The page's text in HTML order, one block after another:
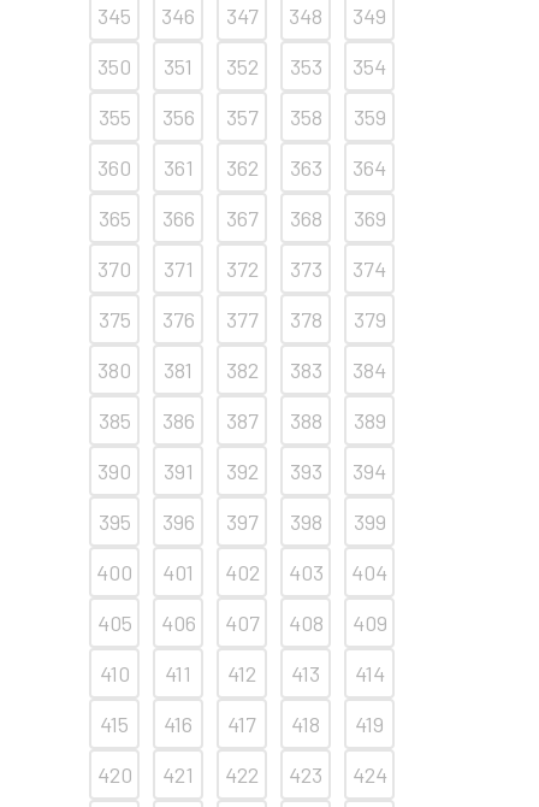
345
346 347 348
349
350
351 352 353
354
355
356 357 358
359
360
361 362 363
364
365
366 367 368
369
370
371 372 373
374
375
376 377 378
379
380
381 382 383
384
385
386 387 388
389
390
391 392 393
394
395
396 397 398
399
400
401 402 403
404
405
406 407 408
409
410
411 412 413
414
415
416 417 418
419
420
421 422 423 424